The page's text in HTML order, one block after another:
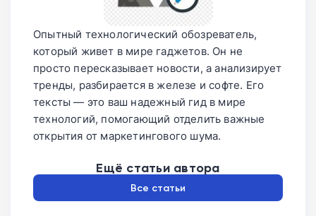
Опытный технологический обозреватель,
который живет в мире гаджетов. Он не
просто пересказывает новости, а анализирует
тренды, разбирается в железе и софте. Его
тексты — это ваш надежный гид в мире
технологий, помогающий отделить важные
открытия от маркетингового шума.
Ещё статьи автора
Все статьи